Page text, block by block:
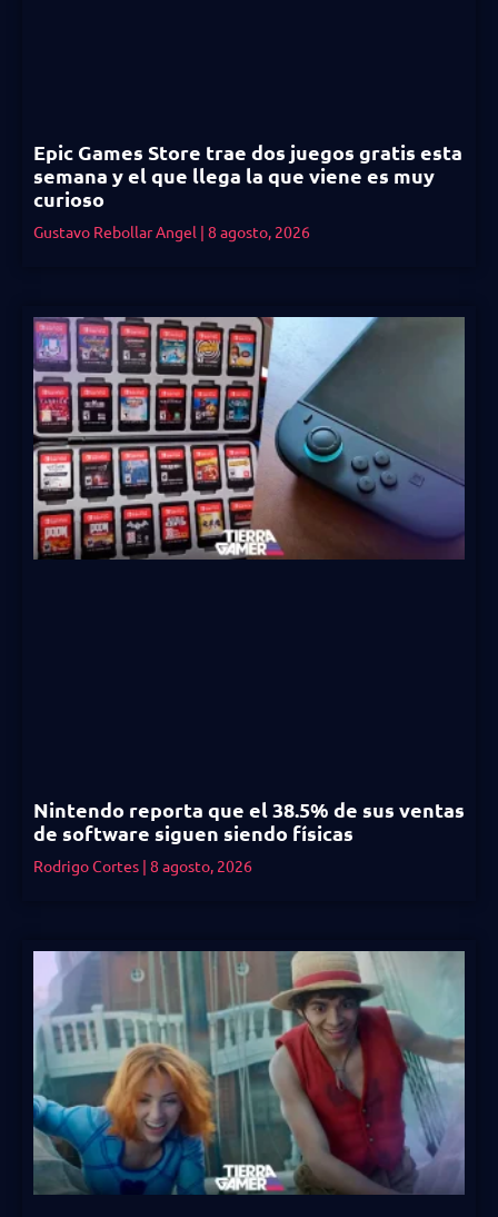
Epic Games Store trae dos juegos gratis esta
semana y el que llega la que viene es muy
curioso
Gustavo Rebollar Angel 8 agosto, 2026
Nintendo reporta que el 38.5% de sus ventas
de software siguen siendo físicas
Rodrigo Cortes 8 agosto, 2026